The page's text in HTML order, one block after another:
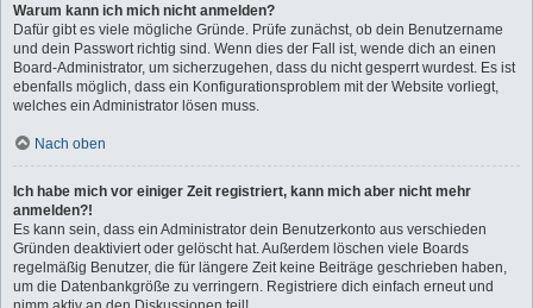
Warum kann ich mich nicht anmelden?
Dafür gibt es viele mögliche Gründe. Prüfe zunächst, ob dein Benutzername
und dein Passwort richtig sind. Wenn dies der Fall ist, wende dich an einen
Board-Administrator, um sicherzugehen, dass du nicht gesperrt wurdest. Es ist
ebenfalls möglich, dass ein Konfigurationsproblem mit der Website vorliegt,
welches ein Administrator lösen muss.
Nach oben
Ich habe mich vor einiger Zeit registriert, kann mich aber nicht mehr
anmelden?!
Es kann sein, dass ein Administrator dein Benutzerkonto aus verschieden
Gründen deaktiviert oder gelöscht hat. Außerdem löschen viele Boards
regelmäßig Benutzer, die für längere Zeit keine Beiträge geschrieben haben,
um die Datenbankgröße zu verringern. Registriere dich einfach erneut und